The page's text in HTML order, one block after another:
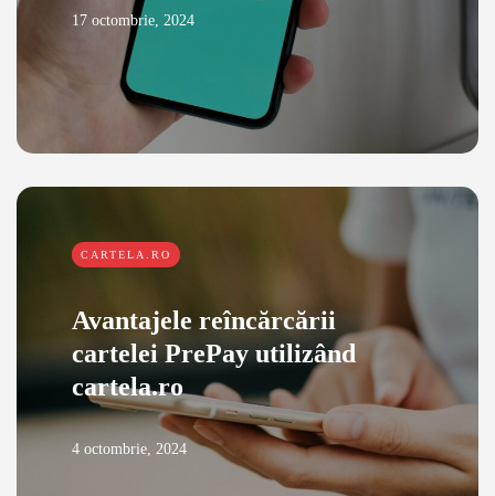
17 octombrie, 2024
CARTELA.RO
Avantajele reîncărcării
cartelei PrePay utilizând
cartela.ro
4 octombrie, 2024